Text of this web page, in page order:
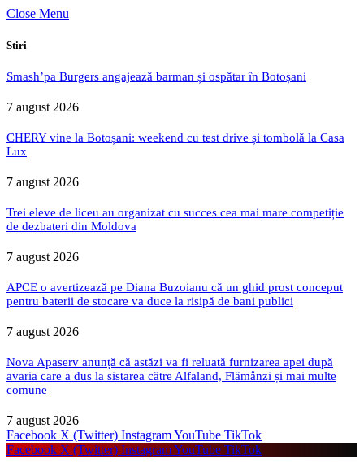
Close Menu
Stiri
Smash’pa Burgers angajează barman și ospătar în Botoșani
7 august 2026
CHERY vine la Botoșani: weekend cu test drive și tombolă la Casa
Lux
7 august 2026
Trei eleve de liceu au organizat cu succes cea mai mare competiție
de dezbateri din Moldova
7 august 2026
APCE o avertizează pe Diana Buzoianu că un ghid prost conceput
pentru baterii de stocare va duce la risipă de bani publici
7 august 2026
Nova Apaserv anunță că astăzi va fi reluată furnizarea apei după
avaria care a dus la sistarea către Alfaland, Flămânzi și mai multe
comune
7 august 2026
Facebook X (Twitter) InstagramYouTube TikTok
Facebook X (Twitter) InstagramYouTube TikTok